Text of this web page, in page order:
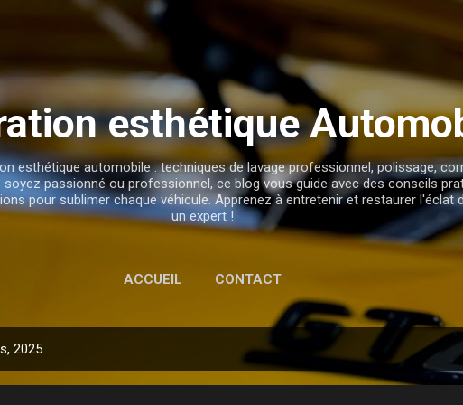
Accéder au contenu principal
esthétique
esthétique automobile : techniques de lavage professionnel, polissage,
passionné ou professionnel, ce blog vous guide avec des conseils
pour sublimer chaque véhicule. Apprenez à entretenir et restaurer l'éclat
un expert !
ACCUEIL CONTACT
2025